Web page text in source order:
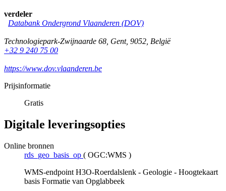
verdeler
Databank Ondergrond Vlaanderen (DOV)
Technologiepark-Zwijnaarde 68, Gent, 9052, België
+32 9 240 75 00
https://www.dov.vlaanderen.be
Prijsinformatie
Gratis
Digitale leveringsopties
Online bronnen
rds_geo_basis_op ( OGC:WMS )
WMS-endpoint H3O-Roerdalslenk - Geologie - Hoogtekaart
basis Formatie van Opglabbeek